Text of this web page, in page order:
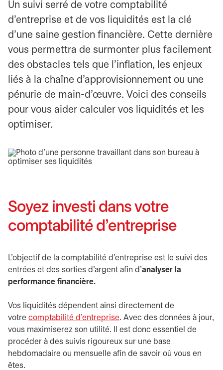
Un suivi serré de votre comptabilité
d’entreprise et de vos liquidités est la clé
d’une saine gestion financière. Cette dernière
vous permettra de surmonter plus facilement
des obstacles tels que l’inflation, les enjeux
liés à la chaîne d’approvisionnement ou une
pénurie de main-d’œuvre. Voici des conseils
pour vous aider calculer vos liquidités et les
optimiser.
Soyez investi dans votre
comptabilité d’entreprise
L’objectif de la comptabilité d’entreprise est le suivi des
entrées et des sorties d’argent afin d’analyser la
performance financière.
Vos liquidités dépendent ainsi directement de
votre comptabilité d’entreprise. Avec des données à jour,
vous maximiserez son utilité. Il est donc essentiel de
procéder à des suivis rigoureux sur une base
hebdomadaire ou mensuelle afin de savoir où vous en
êtes.